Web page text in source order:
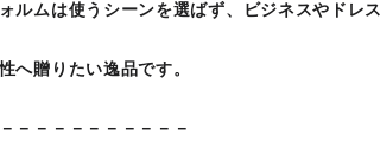
ルムは使うシーンを選ばず、ビジネスやドレ
へ贈りたい逸品です。
－－－－－－－－－－